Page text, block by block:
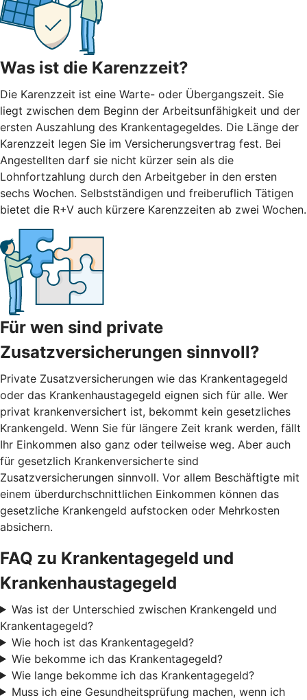
Was ist die Karenzzeit?
Die Karenzzeit ist eine Warte- oder Übergangszeit. Sie
liegt zwischen dem Beginn der Arbeitsunfähigkeit und der
ersten Auszahlung des Krankentagegeldes. Die Länge der
Karenzzeit legen Sie im Versicherungsvertrag fest. Bei
Angestellten darf sie nicht kürzer sein als die
Lohnfortzahlung durch den Arbeitgeber in den ersten
sechs Wochen. Selbstständigen und freiberuflich Tätigen
bietet die R+V auch kürzere Karenzzeiten ab zwei Wochen.
Für wen sind private
Zusatzversicherungen sinnvoll?
Private Zusatzversicherungen wie das Krankentagegeld
oder das Krankenhaustagegeld eignen sich für alle. Wer
privat krankenversichert ist, bekommt kein gesetzliches
Krankengeld. Wenn Sie für längere Zeit krank werden, fällt
Ihr Einkommen also ganz oder teilweise weg. Aber auch
für gesetzlich Krankenversicherte sind
Zusatzversicherungen sinnvoll. Vor allem Beschäftigte mit
einem überdurchschnittlichen Einkommen können das
gesetzliche Krankengeld aufstocken oder Mehrkosten
absichern.
FAQ zu Krankentagegeld und
Krankenhaustagegeld
Was ist der Unterschied zwischen Krankengeld und
Krankentagegeld?
Wie hoch ist das Krankentagegeld?
Wie bekomme ich das Krankentagegeld?
Wie lange bekomme ich das Krankentagegeld?
Muss ich eine Gesundheitsprüfung machen, wenn ich